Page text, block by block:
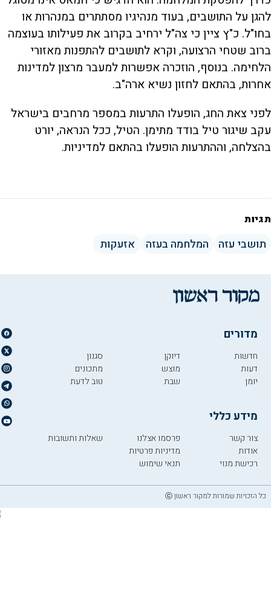
להגן על התושבים, בעוד מנהיגיו מסתתרים במנהרות או
בחו"ל. כ"ץ ציין כי צה"ל ירחיב בקרוב את פעילותו בעוצמה
ברוב שטחי הרצועה, וקרא לתושבים להתפנות מאזורי
הלחימה. בנוסף, הוזכרה אפשרות למעבר מרצון למדינות
אחרות, בהתאם לחזון נשיא ארה"ב.
לפני צאת החג, הופעלו התרעות במספר מרחבים בישראל
עקב שיגור טיל בודד מתימן. הטיל, ככל הנראה, יורט
בהצלחה, וההתרעות הופעלו בהתאם למדיניות.
תגיות
תושבי עזה המלחמה בעזה אזעקות
מדורים
חדשות
דעות
יומן
דיוקן
מוצש
שבת
סגנון
מתכונים
טוב לדעת
מידע כללי
צור קשר
אודות
רכישת מנוי
פרסמו אצלנו
מדיניות פרטיות
תנאי שימוש
שאלות ותשובות
כל הזכויות שמורות למקור ראשון ⓒ